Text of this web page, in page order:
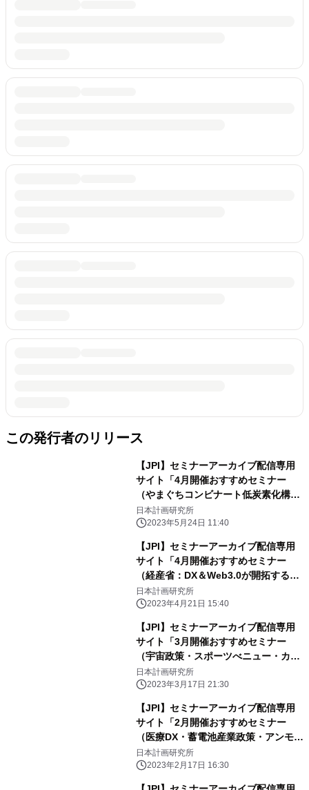
この発行者のリリース
【JPI】セミナーアーカイブ配信専用
サイト「4月開催おすすめセミナー
（やまぐちコンビナート低炭素化構
想、商船三井のLNG・LNG船事業、再
エネ発電事業・投資の最前線）」のご
日本計画研究所
2023年5月24日 11:40
【JPI】セミナーアーカイブ配信専用
サイト「4月開催おすすめセミナー
（経産省：DX＆Web3.0が開拓するス
ポーツ産業、関西電力の電力ビジネス
展望、日本の宇宙ビジネス展望）」の
日本計画研究所
2023年4月21日 15:40
【JPI】セミナーアーカイブ配信専用
サイト「3月開催おすすめセミナー
（宇宙政策・スポーツべニュー・カー
ボンニュートラル戦略）」のご案内
日本計画研究所
2023年3月17日 21:30
【JPI】セミナーアーカイブ配信専用
サイト「2月開催おすすめセミナー
（医療DX・蓄電池産業政策・アンモニ
ア利用）」のご案内
日本計画研究所
2023年2月17日 16:30